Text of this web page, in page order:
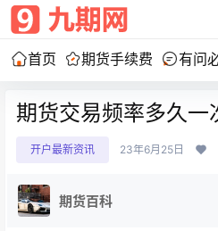
首页 期货手续费 有问
期货交易频率多久一
开户最新资讯 23年6月25日
期货百科